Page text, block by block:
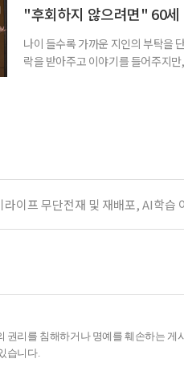
경험이 풍부한 고령자는 중요한 국
"후회하지 않으려면" 60세
나이 들수록 가까운 지인의 부탁을
락을 받아주고 이야기를 들어주지
이프 무단전재 및 재배포, AI학습